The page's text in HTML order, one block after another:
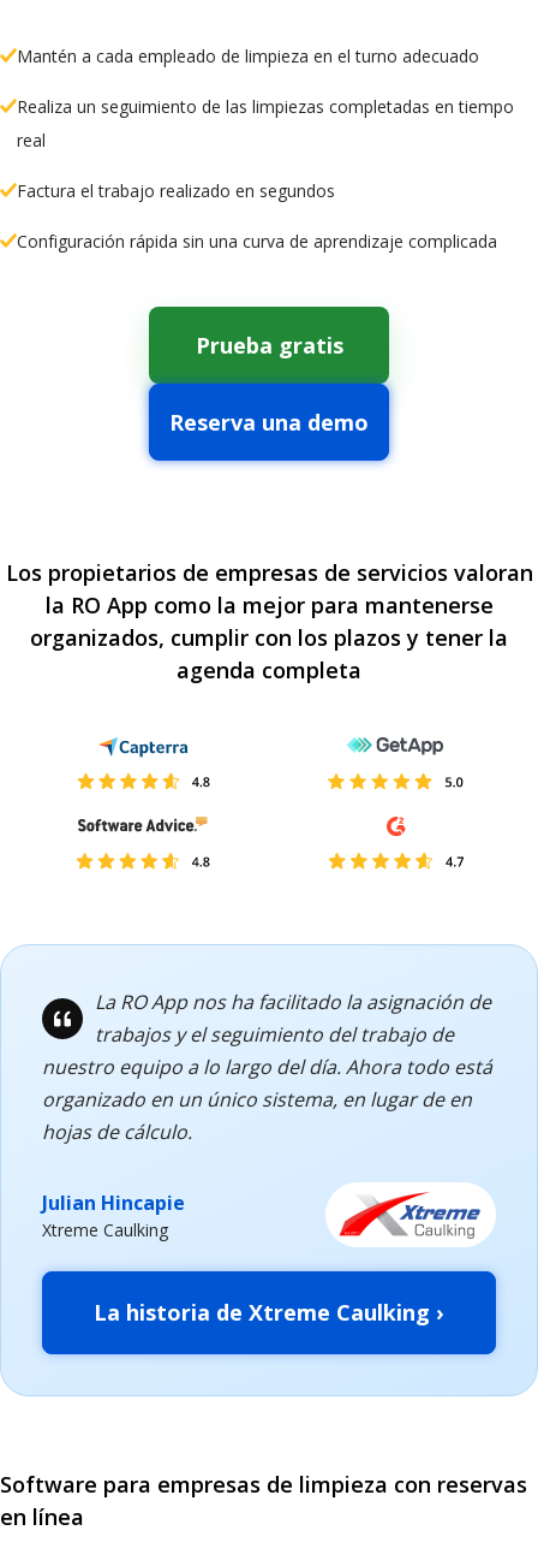
Mantén a cada empleado de limpieza en el turno adecuado
Realiza un seguimiento de las limpiezas completadas en tiempo
real
Factura el trabajo realizado en segundos
Configuración rápida sin una curva de aprendizaje complicada
Prueba gratis
Reserva una demo
Los propietarios de empresas de servicios valoran
la RO App como la mejor para mantenerse
organizados, cumplir con los plazos y tener la
agenda completa
La RO App nos ha facilitado la asignación de
trabajos y el seguimiento del trabajo de
nuestro equipo a lo largo del día. Ahora todo está
organizado en un único sistema, en lugar de en
hojas de cálculo.
Julian Hincapie
Xtreme Caulking
La historia de Xtreme Caulking ›
Software para empresas de limpieza con reservas
en línea